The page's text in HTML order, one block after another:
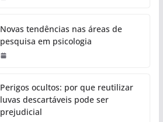
Novas tendências nas áreas de
pesquisa em psicologia
Perigos ocultos: por que reutilizar
luvas descartáveis pode ser
prejudicial